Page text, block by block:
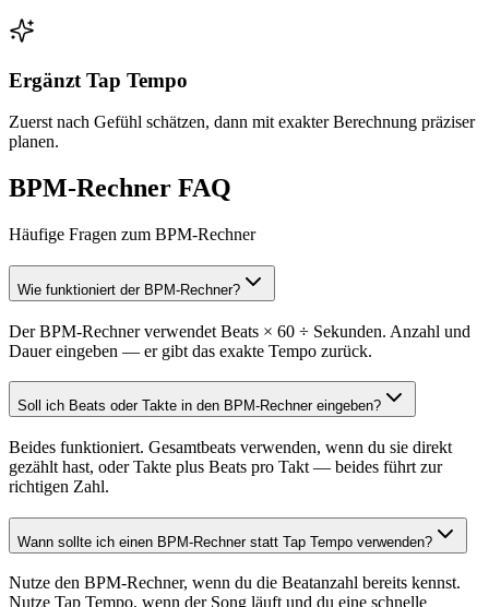
Ergänzt Tap Tempo
Zuerst nach Gefühl schätzen, dann mit exakter Berechnung präziser
planen.
BPM-Rechner FAQ
Häufige Fragen zum BPM-Rechner
Wie funktioniert der BPM-Rechner?
Der BPM-Rechner verwendet Beats × 60 ÷ Sekunden. Anzahl und
Dauer eingeben — er gibt das exakte Tempo zurück.
Soll ich Beats oder Takte in den BPM-Rechner eingeben?
Beides funktioniert. Gesamtbeats verwenden, wenn du sie direkt
gezählt hast, oder Takte plus Beats pro Takt — beides führt zur
richtigen Zahl.
Wann sollte ich einen BPM-Rechner statt Tap Tempo verwenden?
Nutze den BPM-Rechner, wenn du die Beatanzahl bereits kennst.
Nutze Tap Tempo, wenn der Song läuft und du eine schnelle